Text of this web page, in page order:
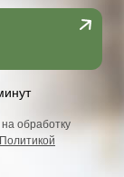
обработку
Политикой